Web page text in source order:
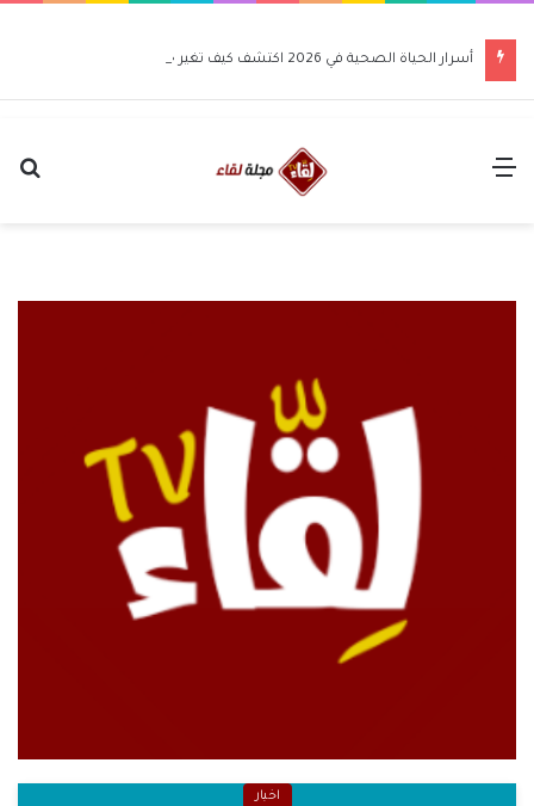
أسرار الحياة الصحية في 2026 اكتشف كيف تغير حياتك للأفضل
القائمة
اخبار